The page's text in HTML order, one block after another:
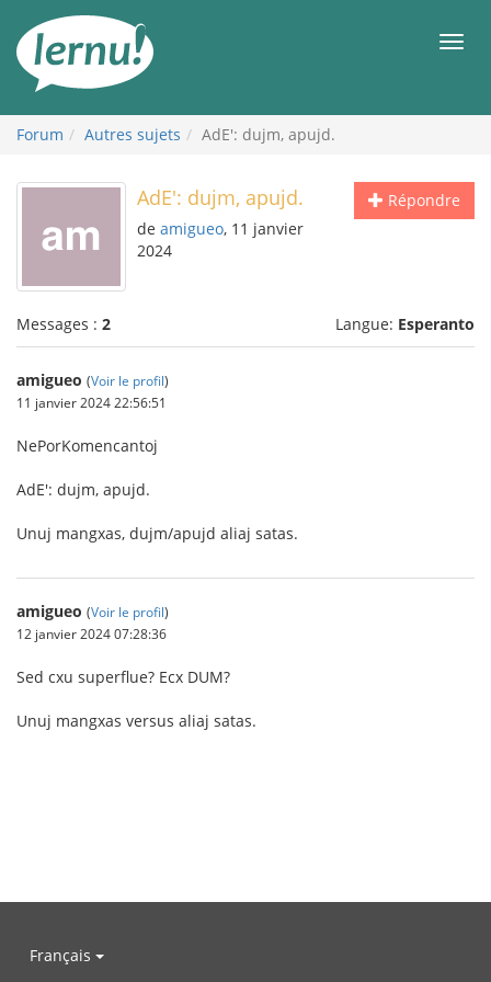
contenu
Forum Autres sujets AdE': dujm, apujd.
Répondre
AdE': dujm, apujd.
de amigueo, 11 janvier
2024
Messages : 2 Langue: Esperanto
amigueo (Voir le profil)
11 janvier 2024 22:56:51
NePorKomencantoj
AdE': dujm, apujd.
Unuj mangxas, dujm/apujd aliaj satas.
amigueo (Voir le profil)
12 janvier 2024 07:28:36
Sed cxu superflue? Ecx DUM?
Unuj mangxas versus aliaj satas.
Français